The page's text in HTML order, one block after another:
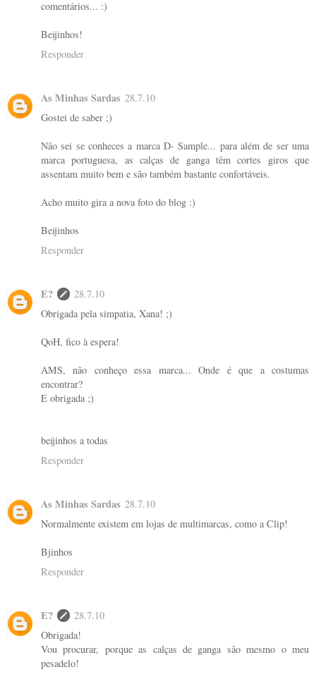
comentários... :)
Beijinhos!
Responder
As Minhas Sardas 28.7.10
Gostei de saber ;)
Não sei se conheces a marca D- Sample... para além de ser uma
marca portuguesa, as calças de ganga têm cortes giros que
assentam muito bem e são também bastante confortáveis.
Acho muito gira a nova foto do blog :)
Beijinhos
Responder
E?
28.7.10
Obrigada pela simpatia, Xana! ;)
QoH, fico à espera!
AMS, não conheço essa marca... Onde é que a costumas
encontrar?
E obrigada ;)
beijinhos a todas
Responder
As Minhas Sardas 28.7.10
Normalmente existem em lojas de multimarcas, como a Clip!
Bjinhos
Responder
E?
28.7.10
Obrigada!
Vou procurar, porque as calças de ganga são mesmo o meu
pesadelo!